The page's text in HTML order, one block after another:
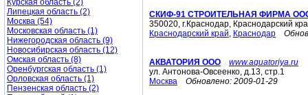
Курская область (2)
Липецкая область (2)
Москва (54)
Московская область (1)
Нижегородская область (9)
Новосибирская область (12)
Омская область (8)
Оренбургская область (1)
Орловская область (1)
Пензенская область (2)
СКИФ-91 СТРОИТЕЛЬНАЯ ФИРМА
350020, г.Краснодар, Краснодарский
Краснодарский край, Краснодар
АКВАТОРИЯ ООО
www.aquatoriya.ru
ул. Антонова-Овсеенко, д.13, стр.1
Москва
Обновлено: 2009-01-29